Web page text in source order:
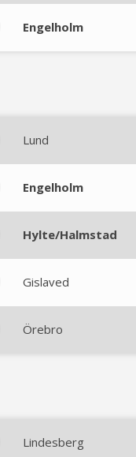
Engelholm
Lund
Engelholm
Hylte/Halmstad
Gislaved
Örebro
Lindesberg